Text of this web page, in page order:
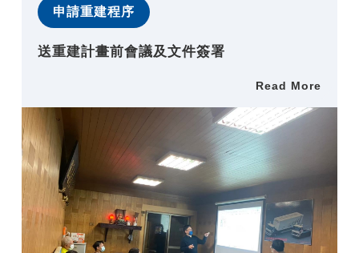
申請重建程序
送重建計畫前會議及文件簽署
Read More